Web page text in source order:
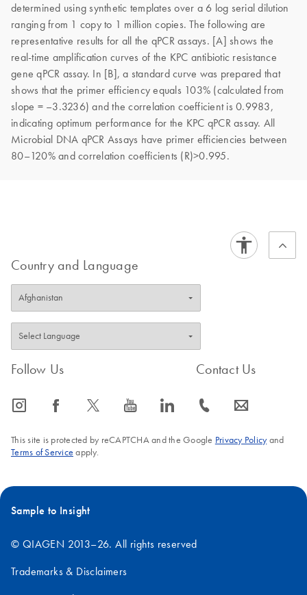
determined using synthetic templates over a 6 log serial dilution
ranging from 1 copy to 1 million copies. The following are
representative results for all the qPCR assays. [A] shows the
real-time amplification curves of the KPC antibiotic resistance
gene qPCR assay. In [B], a standard curve was prepared that
shows that the primer efficiency equals 103% (calculated from
slope = –3.3236) and the correlation coefficient is 0.9983,
indicating optimum performance for the KPC qPCR assay. All
Microbial DNA qPCR Assays have primer efficiencies between
80–120% and correlation coefficients (R)>0.995.
Country and Language
Follow Us
icon_0065_instagram-s icon_0064_facebook-s icon_0340_cc_gen_x-s icon_0077_youtube-s icon_0066_linkedin-s
Contact Us
icon_0072_phone-s icon_0063_envelope-s
This site is protected by reCAPTCHA and the Google Privacy Policyand
Terms of Service apply.
Sample to Insight
© QIAGEN 2013–26. All rights reserved
Trademarks & Disclaimers